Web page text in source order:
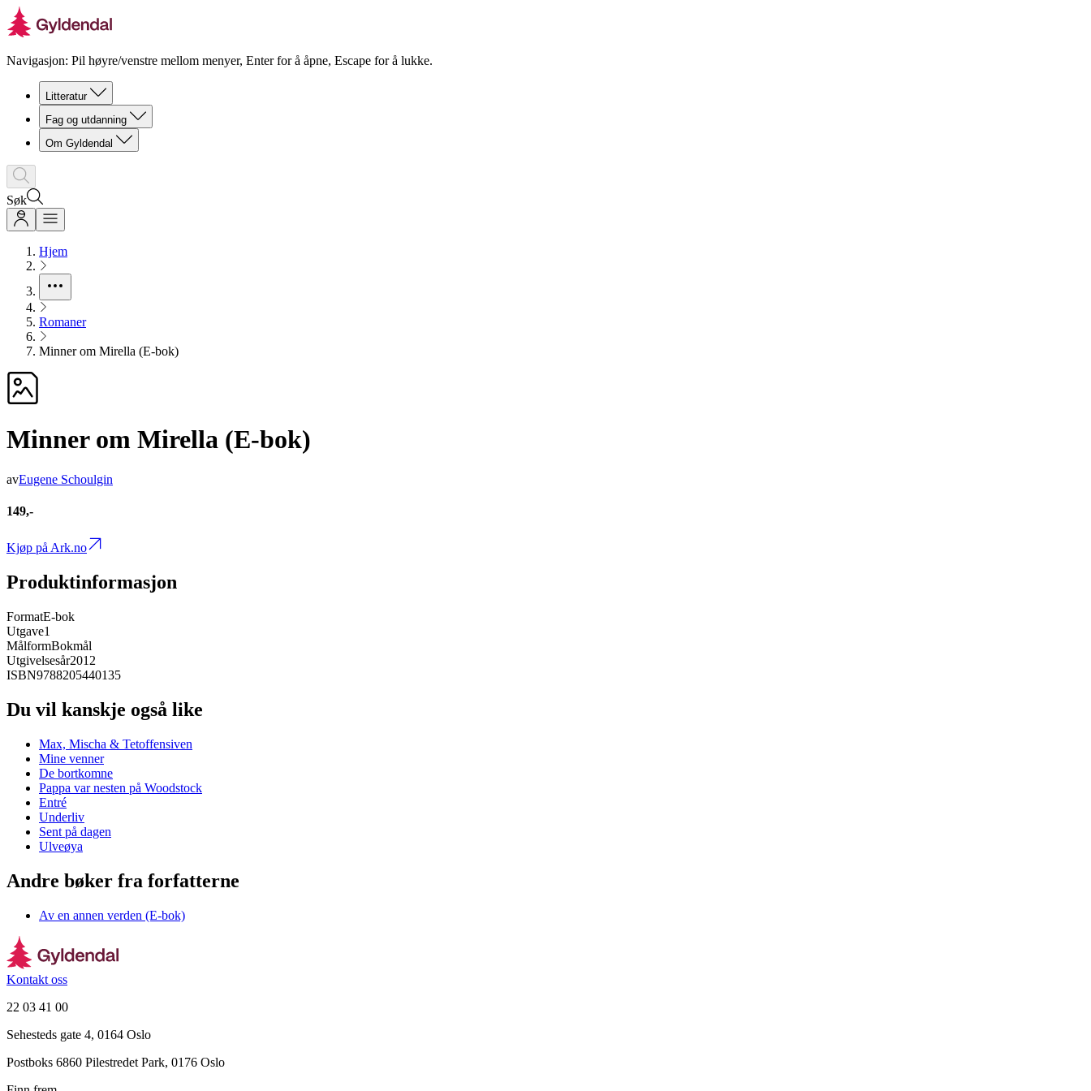
Navigasjon: Pil høyre/venstre mellom menyer, Enter for å åpne, Escape for å lukke.
Litteratur
Fag og utdanning
Om Gyldendal
Søk
Hjem
Romaner
Minner om Mirella (E-bok)
Minner om Mirella (E-bok)
avEugene Schoulgin
149,-
Kjøp på Ark.no
Produktinformasjon
FormatE-bok
Utgave1
MålformBokmål
Utgivelsesår2012
ISBN9788205440135
Du vil kanskje også like
Max, Mischa & Tetoffensiven
Mine venner
De bortkomne
Pappa var nesten på Woodstock
Entré
Underliv
Sent på dagen
Ulveøya
Andre bøker fra forfatterne
Av en annen verden (E-bok)
Kontakt oss
22 03 41 00
Sehesteds gate 4, 0164 Oslo
Postboks 6860 Pilestredet Park, 0176 Oslo